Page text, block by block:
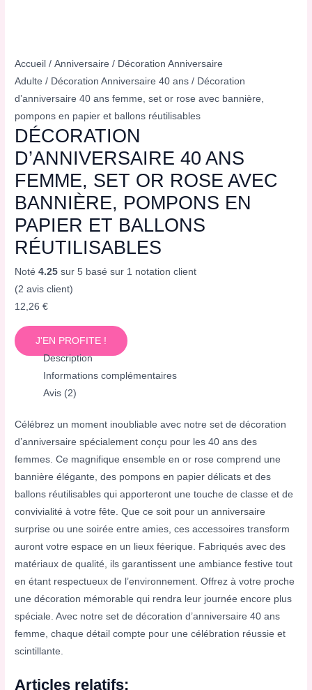
Accueil /Anniversaire / Décoration Anniversaire
Adulte / Décoration Anniversaire 40 ans / Décoration
d’anniversaire 40 ans femme, set or rose avec bannière,
pompons en papier et ballons réutilisables
DÉCORATION
D’ANNIVERSAIRE 40 ANS
FEMME, SET OR ROSE AVEC
BANNIÈRE, POMPONS EN
PAPIER ET BALLONS
RÉUTILISABLES
Noté4.25 sur 5 basé sur 1 notation client
(2 avis client)
12,26€
J'EN PROFITE !
Description
Informations complémentaires
Avis (2)
Célébrez un moment inoubliable avec notre set de décoration
d’anniversaire spécialement conçu pour les 40 ans des
femmes. Ce magnifique ensemble en or rose comprend une
bannière élégante, des pompons en papier délicats et des
ballons réutilisables qui apporteront une touche de classe et de
convivialité à votre fête. Que ce soit pour un anniversaire
surprise ou une soirée entre amies, ces accessoires transform
auront votre espace en un lieux féerique. Fabriqués avec des
matériaux de qualité, ils garantissent une ambiance festive tout
en étant respectueux de l’environnement. Offrez à votre proche
une décoration mémorable qui rendra leur journée encore plus
spéciale. Avec notre set de décoration d’anniversaire 40 ans
femme, chaque détail compte pour une célébration réussie et
scintillante.
Articles relatifs: